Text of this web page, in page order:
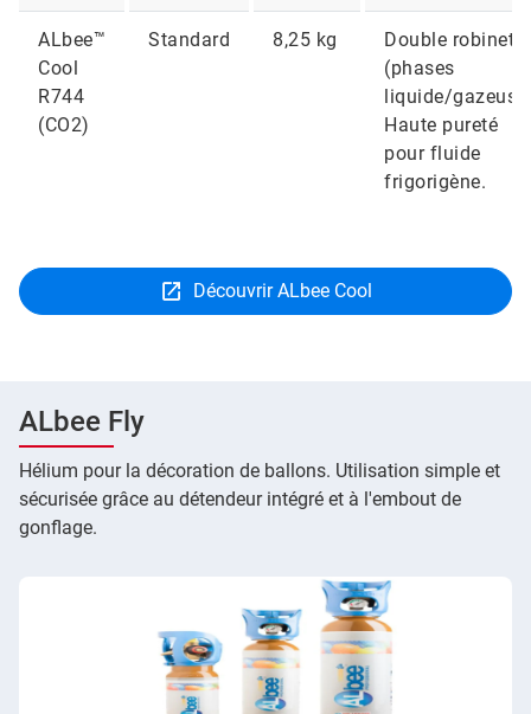
ALbee™
Cool
R744
(CO2)
Standard 8,25 kg
Double robinet
(phases
liquide/
Haute pureté
pour fluide
frigorigène.
Découvrir ALbee Cool
ALbee Fly
Hélium pour la décoration de ballons. Utilisation simple et
sécurisée grâce au détendeur intégré et à l'embout de
gonflage.